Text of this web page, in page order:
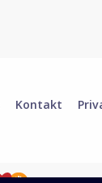
Kontakt